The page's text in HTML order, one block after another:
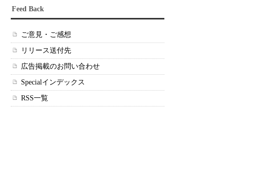
Feed Back
ご意見・ご感想
リリース送付先
広告掲載のお問い合わせ
Specialインデックス
RSS一覧